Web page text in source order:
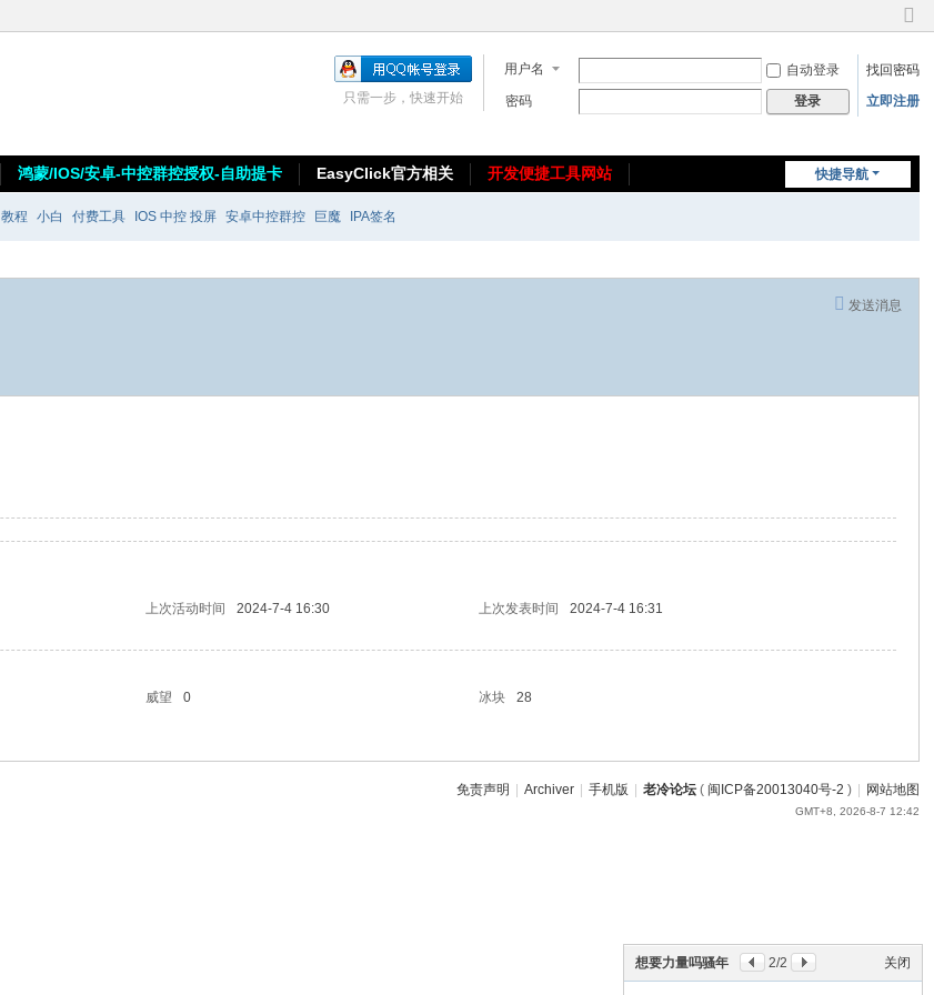
切
到
窄
用户名 自动登录
找回密码
密码
登录 立即注册
只需一步，快速开始
快捷导航
鸿蒙/IOS/安卓-中控群控授权-自助提卡 EasyClick官方相关
开发便捷工具网站
教程 小白 付费工具 IOS 中控 投屏 安卓中控群控 巨魔 IPA签名
发送消息
上次活动时间 2024-7-4 16:30 上次发表时间
2024-7-4 16:31
威望 0 冰块
28
关闭
想要力量吗骚年 2/2
免责声明 Archiver 手机版 老冷论坛( 闽ICP备20013040号-2 ) 网站地图
GMT+8, 2026-8-7 12:42